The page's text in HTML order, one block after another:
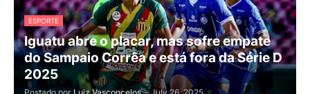
ESPORTE
Iguatu abre o placar, mas sofre empate
do Sampaio Corrêa e está fora da Série D
2025